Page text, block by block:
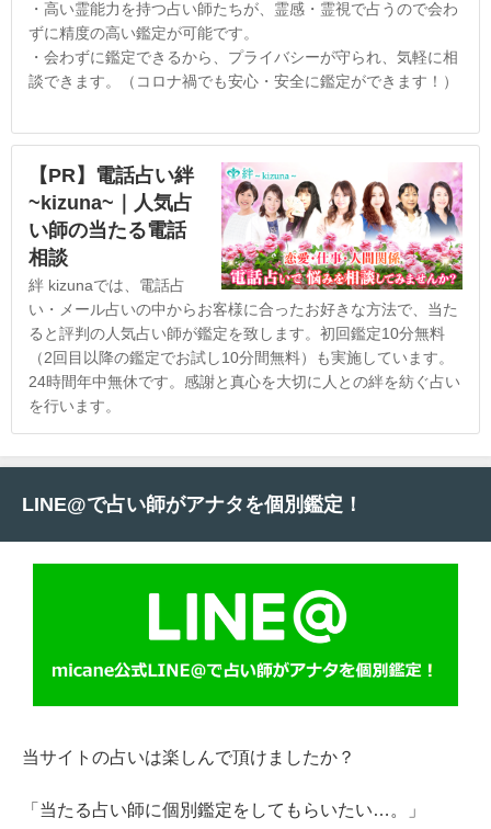
・高い霊能力を持つ占い師たちが、霊感・霊視で占うので会わ
ずに精度の高い鑑定が可能です。
・会わずに鑑定できるから、プライバシーが守られ、気軽に相
談できます。（コロナ禍でも安心・安全に鑑定ができます！）
【PR】電話占い絆
~kizuna~｜人気占
い師の当たる電話
相談
絆 kizunaでは、電話占
い・メール占いの中からお客様に合ったお好きな方法で、当た
ると評判の人気占い師が鑑定を致します。初回鑑定10分無料
（2回目以降の鑑定でお試し10分間無料）も実施しています。
24時間年中無休です。感謝と真心を大切に人との絆を紡ぐ占い
を行います。
LINE@で占い師がアナタを個別鑑定！
当サイトの占いは楽しんで頂けましたか？
「当たる占い師に個別鑑定をしてもらいたい…。」